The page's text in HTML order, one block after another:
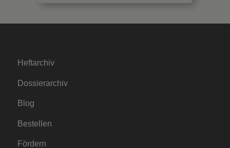
Heftarchiv
Dossierarchiv
Blog
Bestellen
Fördern